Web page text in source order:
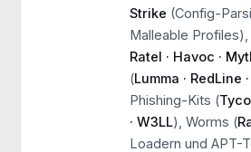
Strike (Config-
Malleable Profiles),
Ratel · Havoc ·
(Lumma · RedLine
Phishing-Kits (
· W3LL), Worms (
Loadern und APT-